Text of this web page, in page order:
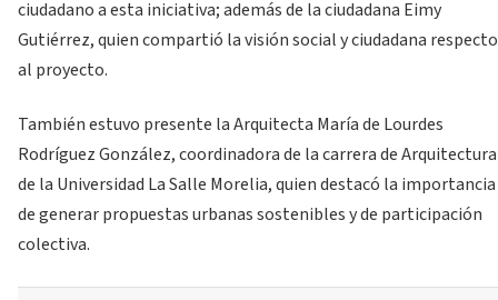
ciudadano a esta iniciativa; además de la ciudadana Eimy
Gutiérrez, quien compartió la visión social y ciudadana respecto
al proyecto.
También estuvo presente la Arquitecta María de Lourdes
Rodríguez González, coordinadora de la carrera de Arquitectura
de la Universidad La Salle Morelia, quien destacó la importancia
de generar propuestas urbanas sostenibles y de participación
colectiva.